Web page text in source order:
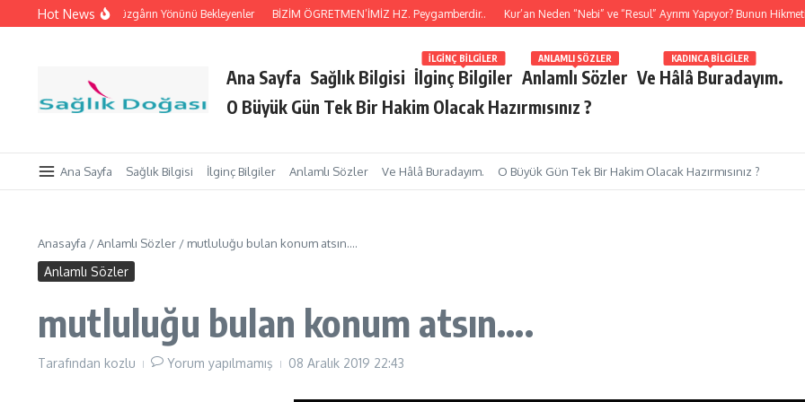
İçeriğe atlaHot News
Tutan Eller Rüzgârın Yönünü Bekleyenler BİZİM ÖGRETMEN’İMİZ HZ. Peygamberdir.. Kur’an Neden “Nebi” ve “Resul” Ayrımı Yapıyor? Bunun Hikmeti
Ana Sayfa Sağlık Bilgisi İlginç Bilgiler
İLGINÇ BILGILER
Anlamlı Sözler
ANLAMLI SÖZLER
Ve Hâlâ Buradayım.
KADINCA BILGILER
O Büyük Gün Tek Bir Hakim Olacak Hazırmısınız ?
Ana Sayfa Sağlık Bilgisi İlginç Bilgiler Anlamlı Sözler Ve Hâlâ Buradayım. O Büyük Gün Tek Bir Hakim Olacak Hazırmısınız ?
Anasayfa /Anlamlı Sözler / mutluluğu bulan konum atsın….
Anlamlı Sözler
mutluluğu bulan konum atsın….
Tarafından kozlu Yorum yapılmamış 08 Aralık 2019 22:43